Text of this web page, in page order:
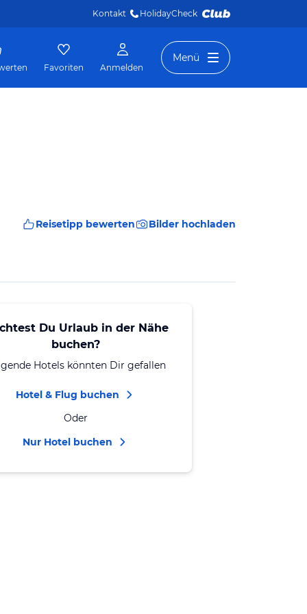
Kontakt HolidayCheck
Favoriten Anmelden
Menü
Reisetipp bewerten Bilder hochladen
Du Urlaub in der Nähe
buchen?
Hotels könnten Dir gefallen
Hotel & Flug buchen
Oder
Nur Hotel buchen